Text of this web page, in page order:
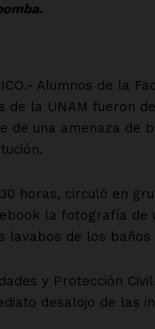
Alumnos de la
de la UNAM fueron
de una amenaza de
horas, circuló en
la fotografía de
lavabos de los baños
y Protección
desalojo de las